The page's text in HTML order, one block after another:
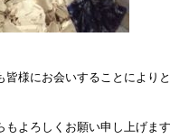
皆様にお会いすることにより
もよろしくお願い申し上げます